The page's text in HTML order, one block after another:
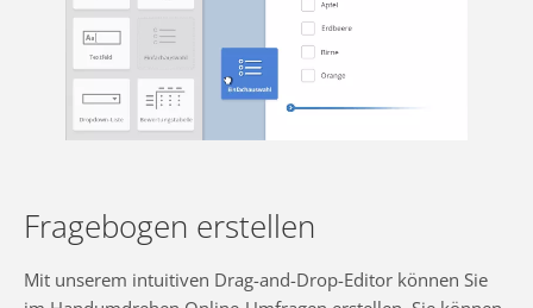
Fragebogen erstellen
Mit unserem intuitiven Drag-and-Drop-Editor können Sie